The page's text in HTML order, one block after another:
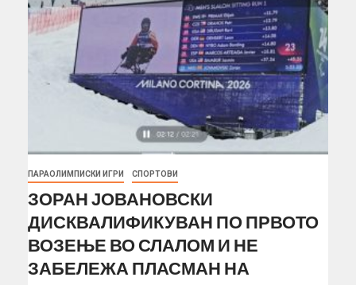
ПАРАОЛИМПИСКИ ИГРИ СПОРТОВИ
ЗОРАН ЈОВАНОВСКИ
ДИСКВАЛИФИКУВАН ПО ПРВОТО
ВОЗЕЊЕ ВО СЛАЛОМ И НЕ
ЗАБЕЛЕЖА ПЛАСМАН НА